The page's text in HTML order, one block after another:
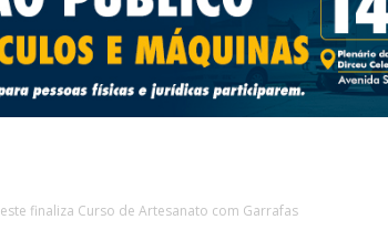
finaliza Curso de Artesanato com Garrafas